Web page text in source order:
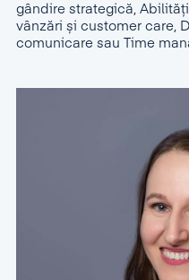
gândire strategică,
vânzări și customer care,
comunicare sau Time